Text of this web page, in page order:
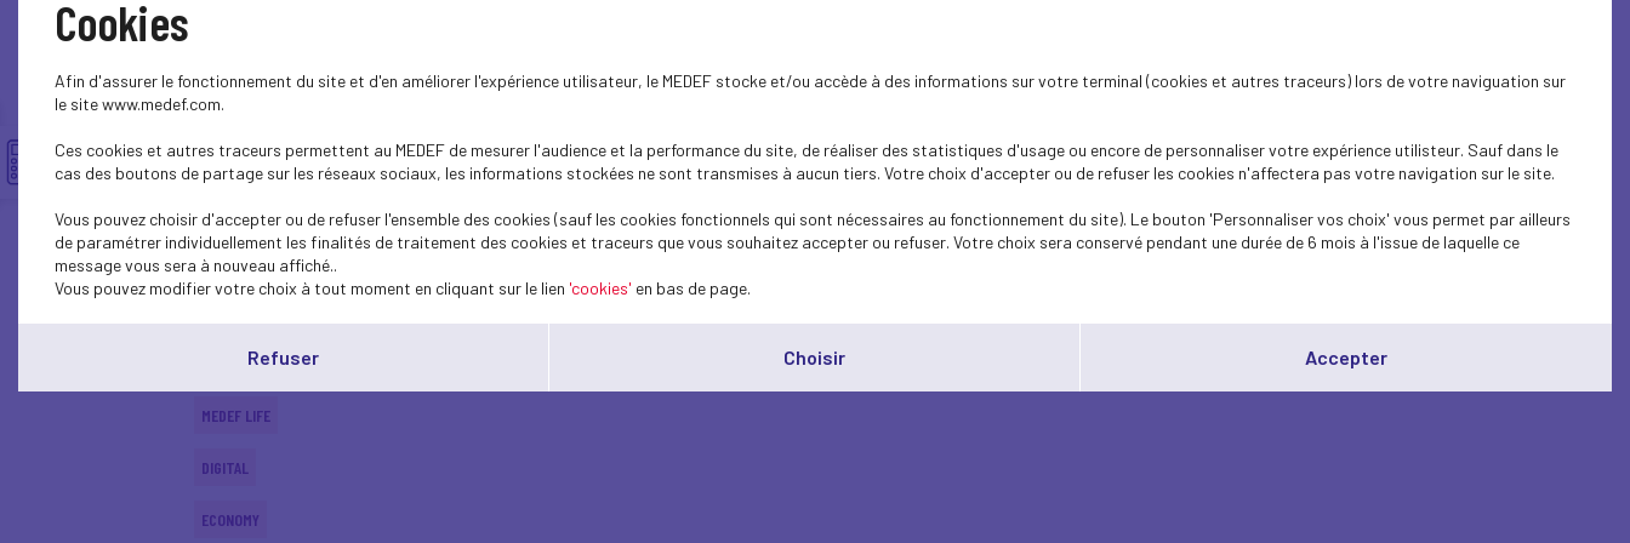
ECONOMY
DIGITAL
ECONOMY
MEDEF LIFE
DIGITAL
ECONOMY
Cookies
Afin d'assurer le fonctionnement du site et d'en améliorer l'expérience utilisateur, le MEDEF stocke et/ou accède à des informations sur votre terminal (cookies et autres traceurs) lors de votre naviguation sur
le site www.medef.com.
Ces cookies et autres traceurs permettent au MEDEF de mesurer l'audience et la performance du site, de réaliser des statistiques d'usage ou encore de personnaliser votre expérience utilisteur. Sauf dans le
cas des boutons de partage sur les réseaux sociaux, les informations stockées ne sont transmises à aucun tiers. Votre choix d'accepter ou de refuser les cookies n'affectera pas votre navigation sur le site.
Vous pouvez choisir d'accepter ou de refuser l'ensemble des cookies (sauf les cookies fonctionnels qui sont nécessaires au fonctionnement du site). Le bouton 'Personnaliser vos choix' vous permet par ailleurs
de paramétrer individuellement les finalités de traitement des cookies et traceurs que vous souhaitez accepter ou refuser. Votre choix sera conservé pendant une durée de 6 mois à l'issue de laquelle ce
message vous sera à nouveau affiché..
Vous pouvez modifier votre choix à tout moment en cliquant sur le lien 'cookies' en bas de page.
Refuser Choisir Accepter